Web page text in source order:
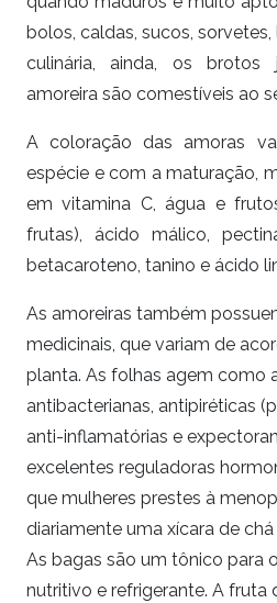
bolos, caldas, sucos,
culinária, ainda, os
amoreira são comestíveis ao
A coloração das amoras
espécie e com a maturação,
em vitamina C, água e
frutas), ácido málico,
betacaroteno, tanino e ácido
As amoreiras também
medicinais, que variam de
planta. As folhas agem como
antibacterianas, antipiréticas
anti-inflamatórias e
excelentes reguladoras
que mulheres prestes à
diariamente uma xícara de
As bagas são um tônico para
nutritivo e refrigerante. A fruta